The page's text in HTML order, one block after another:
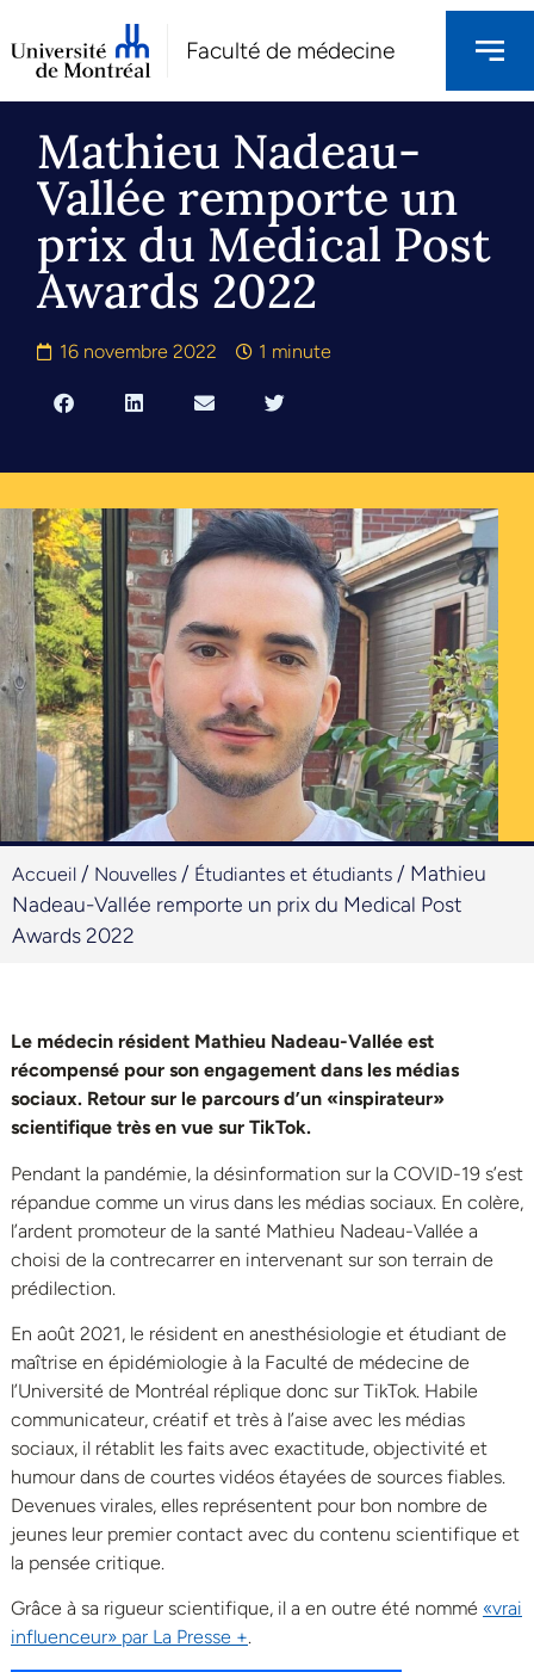
Faculté de médecine
Mathieu Nadeau-
Vallée remporte un
prix du Medical Post
Awards 2022
16 novembre 2022 1 minute
Accueil / Nouvelles / Étudiantes et étudiants / Mathieu
Nadeau-Vallée remporte un prix du Medical Post
Awards 2022
Le médecin résident Mathieu Nadeau-Vallée est
récompensé pour son engagement dans les médias
sociaux. Retour sur le parcours d’un «inspirateur»
scientifique très en vue sur TikTok.
Pendant la pandémie, la désinformation sur la COVID-19 s’est
répandue comme un virus dans les médias sociaux. En colère,
l’ardent promoteur de la santé Mathieu Nadeau-Vallée a
choisi de la contrecarrer en intervenant sur son terrain de
prédilection.
En août 2021, le résident en anesthésiologie et étudiant de
maîtrise en épidémiologie à la Faculté de médecine de
l’Université de Montréal réplique donc sur TikTok. Habile
communicateur, créatif et très à l’aise avec les médias
sociaux, il rétablit les faits avec exactitude, objectivité et
humour dans de courtes vidéos étayées de sources fiables.
Devenues virales, elles représentent pour bon nombre de
jeunes leur premier contact avec du contenu scientifique et
la pensée critique.
Grâce à sa rigueur scientifique, il a en outre été nommé «vrai
influenceur» par La Presse +.